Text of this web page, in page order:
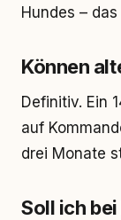
Hundes –
Können
Definitiv. Ein
auf
drei Monate
Soll ich